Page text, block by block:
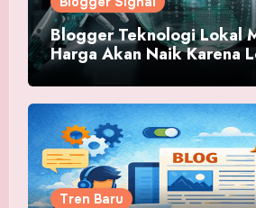
Blogger Teknologi Lokal
Harga Akan Naik Karena
Tren Baru